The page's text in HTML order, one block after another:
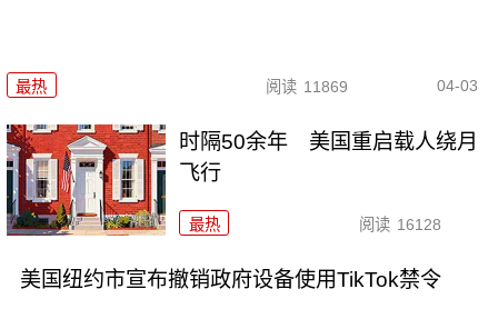
最热 阅读 11869 04-03
时隔50余年 美国重启载人绕月
飞行
最热 阅读 16128
美国纽约市宣布撤销政府设备使用TikTok禁令